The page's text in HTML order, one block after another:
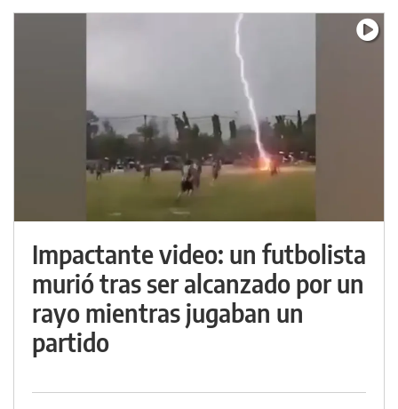
Impactante video: un futbolista
murió tras ser alcanzado por un
rayo mientras jugaban un
partido